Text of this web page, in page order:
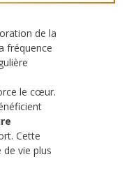
de la
fréquence
le cœur.
Cette
vie plus